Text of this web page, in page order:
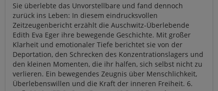
Sie überlebte das Unvorstellbare und fand dennoch
zurück ins Leben: In diesem eindrucksvollen
Zeitzeugenbericht erzählt die Auschwitz-Überlebende
Edith Eva Eger ihre bewegende Geschichte. Mit großer
Klarheit und emotionaler Tiefe berichtet sie von der
Deportation, den Schrecken des Konzentrationslagers und
den kleinen Momenten, die ihr halfen, sich selbst nicht zu
verlieren. Ein bewegendes Zeugnis über Menschlichkeit,
Überlebenswillen und die Kraft der inneren Freiheit. 6.